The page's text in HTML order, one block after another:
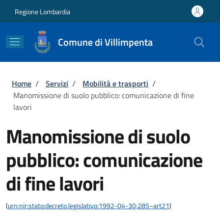
Regione Lombardia
Comune di Villimpenta
Briciole di pane
Home / Servizi / Mobilità e trasporti /
Manomissione di suolo pubblico: comunicazione di fine
lavori
Manomissione di suolo
pubblico: comunicazione
di fine lavori
(urn:nir:stato:decreto.legislativo:1992-04-30;285~art21)